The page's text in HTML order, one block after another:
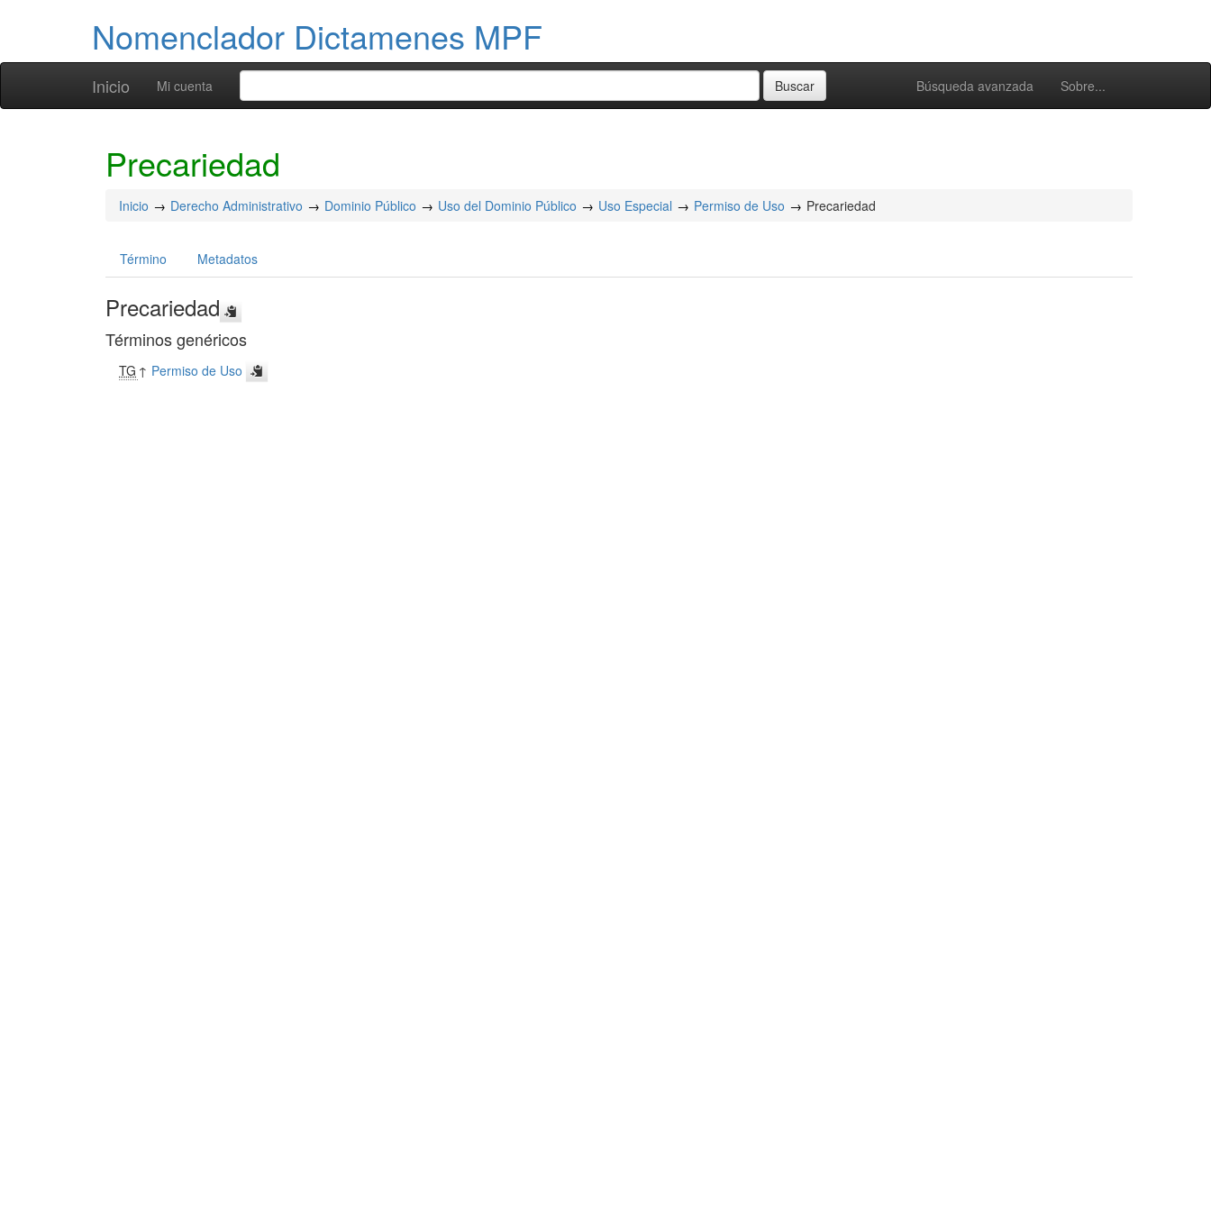
Nomenclador Dictamenes MPF
Inicio Búsqueda avanzada Sobre...
Mi cuenta
Precariedad
Inicio Derecho Administrativo Dominio Público Uso del Dominio Público Uso Especial Permiso de Uso Precariedad
Término Metadatos
Precariedad
Términos genéricos
TG ↑ Permiso de Uso